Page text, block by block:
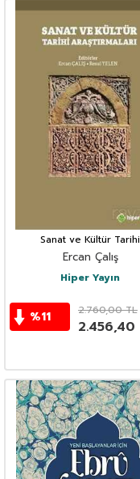
Sanat ve Kültür Tarihi
Araştırmaları
Ercan Çalış
Hiper Yayın
%11 2.760,00TL
2.456,40